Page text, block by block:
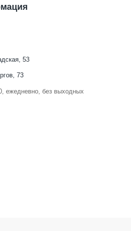
53
73
ежедневно, без выходных